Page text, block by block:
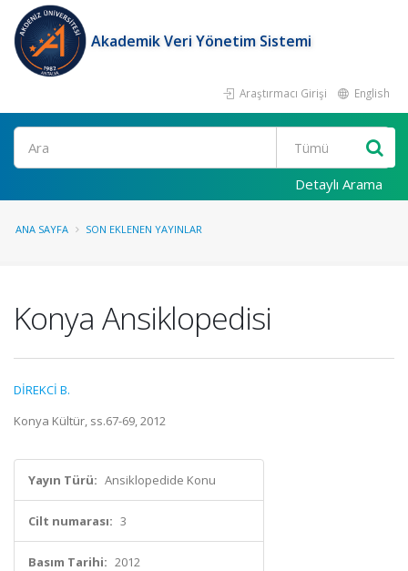
Akademik Veri Yönetim Sistemi
Araştırmacı Girişi English
Ara
Detaylı Arama
ANA SAYFA SON EKLENEN YAYINLAR
Konya Ansiklopedisi
DİREKCİ B.
Konya Kültür, ss.67-69, 2012
Yayın Türü: Ansiklopedide Konu
Cilt numarası: 3
Basım Tarihi: 2012